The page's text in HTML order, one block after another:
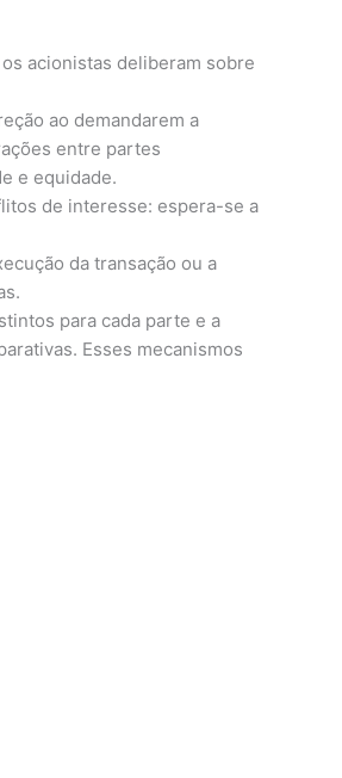
acionistas deliberam sobre
ao demandarem a
entre partes
e equidade.
de interesse: espera-se a
da transação ou a
para cada parte e a
Esses mecanismos